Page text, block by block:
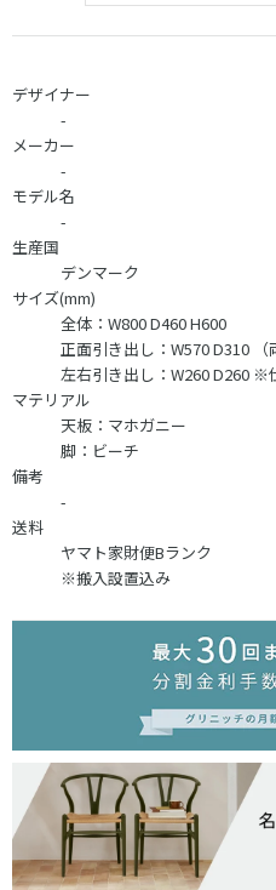
デザイナー
-
メーカー
-
モデル名
-
生産国
デンマーク
サイズ(mm)
全体：W800 D460 H600
正面引き出し：W570 D310 （
左右引き出し：W260 D260 ※
マテリアル
天板：マホガニー
脚：ビーチ
備考
-
送料
ヤマト家財便Bランク
※搬入設置込み